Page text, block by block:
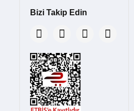
Bizi Takip Edin